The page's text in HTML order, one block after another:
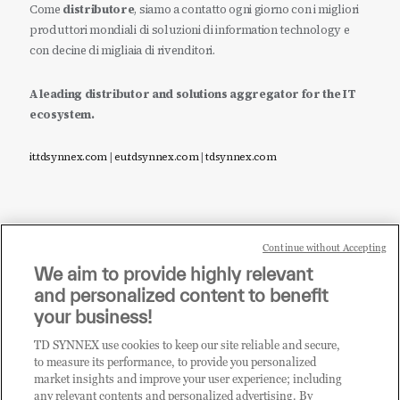
Come distributore, siamo a contatto ogni giorno con i migliori
produttori mondiali di soluzioni di information technology e
con decine di migliaia di rivenditori.
A leading distributor and solutions aggregator for the IT
ecosystem.
it.tdsynnex.com|eu.tdsynnex.com|tdsynnex.com
Sei un rivenditore di tecnologia e desideri acquistare
i prodotti o le soluzioni trattate sul blog?
CLICCA QUI E DIVENTA
CLIENTE TD SYNNEX
We aim to provide highly relevant
and personalized content to benefit
your business!
TD SYNNEX use cookies to keep our site reliable and secure,
to measure its performance, to provide you personalized
market insights and improve your user experience; including
any relevant contents and personalized advertising. By
Continue without Accepting